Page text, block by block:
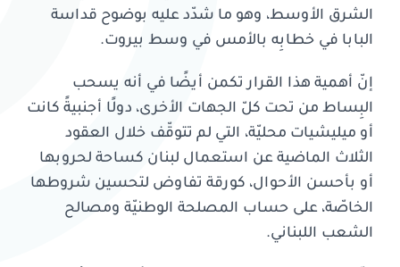
الشرق الأوسط، وهو ما شدّد عليه بوضوح قداسة
البابا في خطابِه بالأمس في وسط بيروت.
إنّ أهمية هذا القرار تكمن أيضًا في أنه يسحب
البِساط من تحت كلّ الجهات الأخرى، دولًا أجنبيةً كانت
أو ميليشيات محليّة، التي لم تتوقّف خلال العقود
الثلاث الماضية عن استعمال لبنان كساحة لحروبها
أو بأحسن الأحوال، كورقة تفاوض لتحسين شروطها
الخاصّة، على حساب المصلحة الوطنيّة ومصالح
الشعب اللبناني.